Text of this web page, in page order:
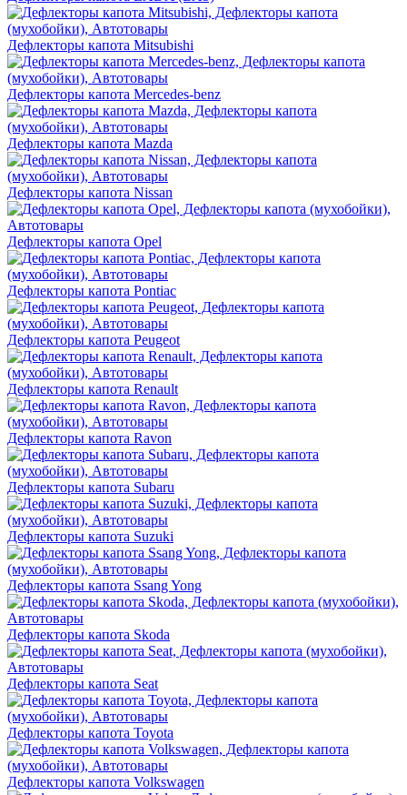
Дефлекторы капота Mitsubishi
Дефлекторы капота Mercedes-benz
Дефлекторы капота Mazda
Дефлекторы капота Nissan
Дефлекторы капота Opel
Дефлекторы капота Pontiac
Дефлекторы капота Peugeot
Дефлекторы капота Renault
Дефлекторы капота Ravon
Дефлекторы капота Subaru
Дефлекторы капота Suzuki
Дефлекторы капота Ssang Yong
Дефлекторы капота Skoda
Дефлекторы капота Seat
Дефлекторы капота Toyota
Дефлекторы капота Volkswagen